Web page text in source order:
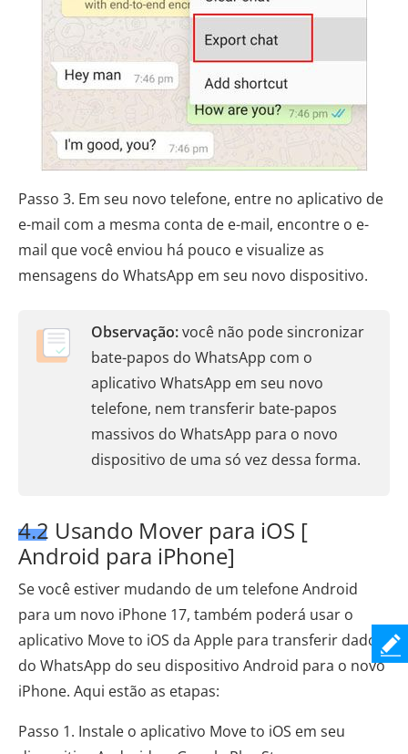
Passo 3. Em seu novo telefone, entre no aplicativo de
e-mail com a mesma conta de e-mail, encontre o e-
mail que você enviou há pouco e visualize as
mensagens do WhatsApp em seu novo dispositivo.
Observação:você não pode sincronizar
bate-papos do WhatsApp com o
aplicativo WhatsApp em seu novo
telefone, nem transferir bate-papos
massivos do WhatsApp para o novo
dispositivo de uma só vez dessa forma.
4.2 Usando Mover para iOS [
Android para iPhone]
Se você estiver mudando de um telefone Android
para um novo iPhone 17, também poderá usar o
aplicativo Move to iOS da Apple para transferir dados
do WhatsApp do seu dispositivo Android para o novo
iPhone. Aqui estão as etapas:
Passo 1. Instale o aplicativo Move to iOS em seu